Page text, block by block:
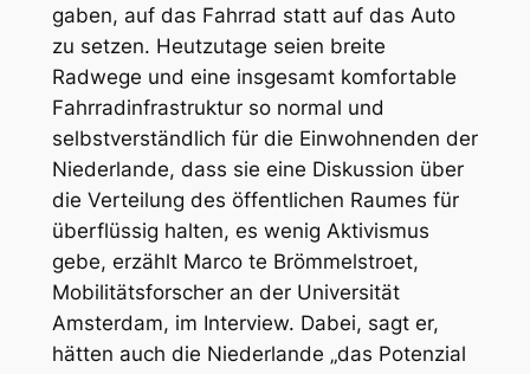
gaben, auf das Fahrrad statt auf das Auto
zu setzen. Heutzutage seien breite
Radwege und eine insgesamt komfortable
Fahrradinfrastruktur so normal und
selbstverständlich für die Einwohnenden der
Niederlande, dass sie eine Diskussion über
die Verteilung des öffentlichen Raumes für
überflüssig halten, es wenig Aktivismus
gebe, erzählt Marco te Brömmelstroet,
Mobilitätsforscher an der Universität
Amsterdam, im Interview. Dabei, sagt er,
hätten auch die Niederlande „das Potenzial